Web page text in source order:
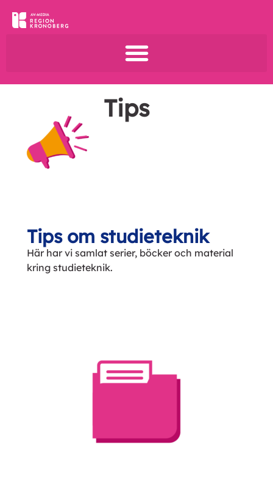
Tips
Tips om studieteknik
Här har vi samlat serier, böcker och material
kring studieteknik.